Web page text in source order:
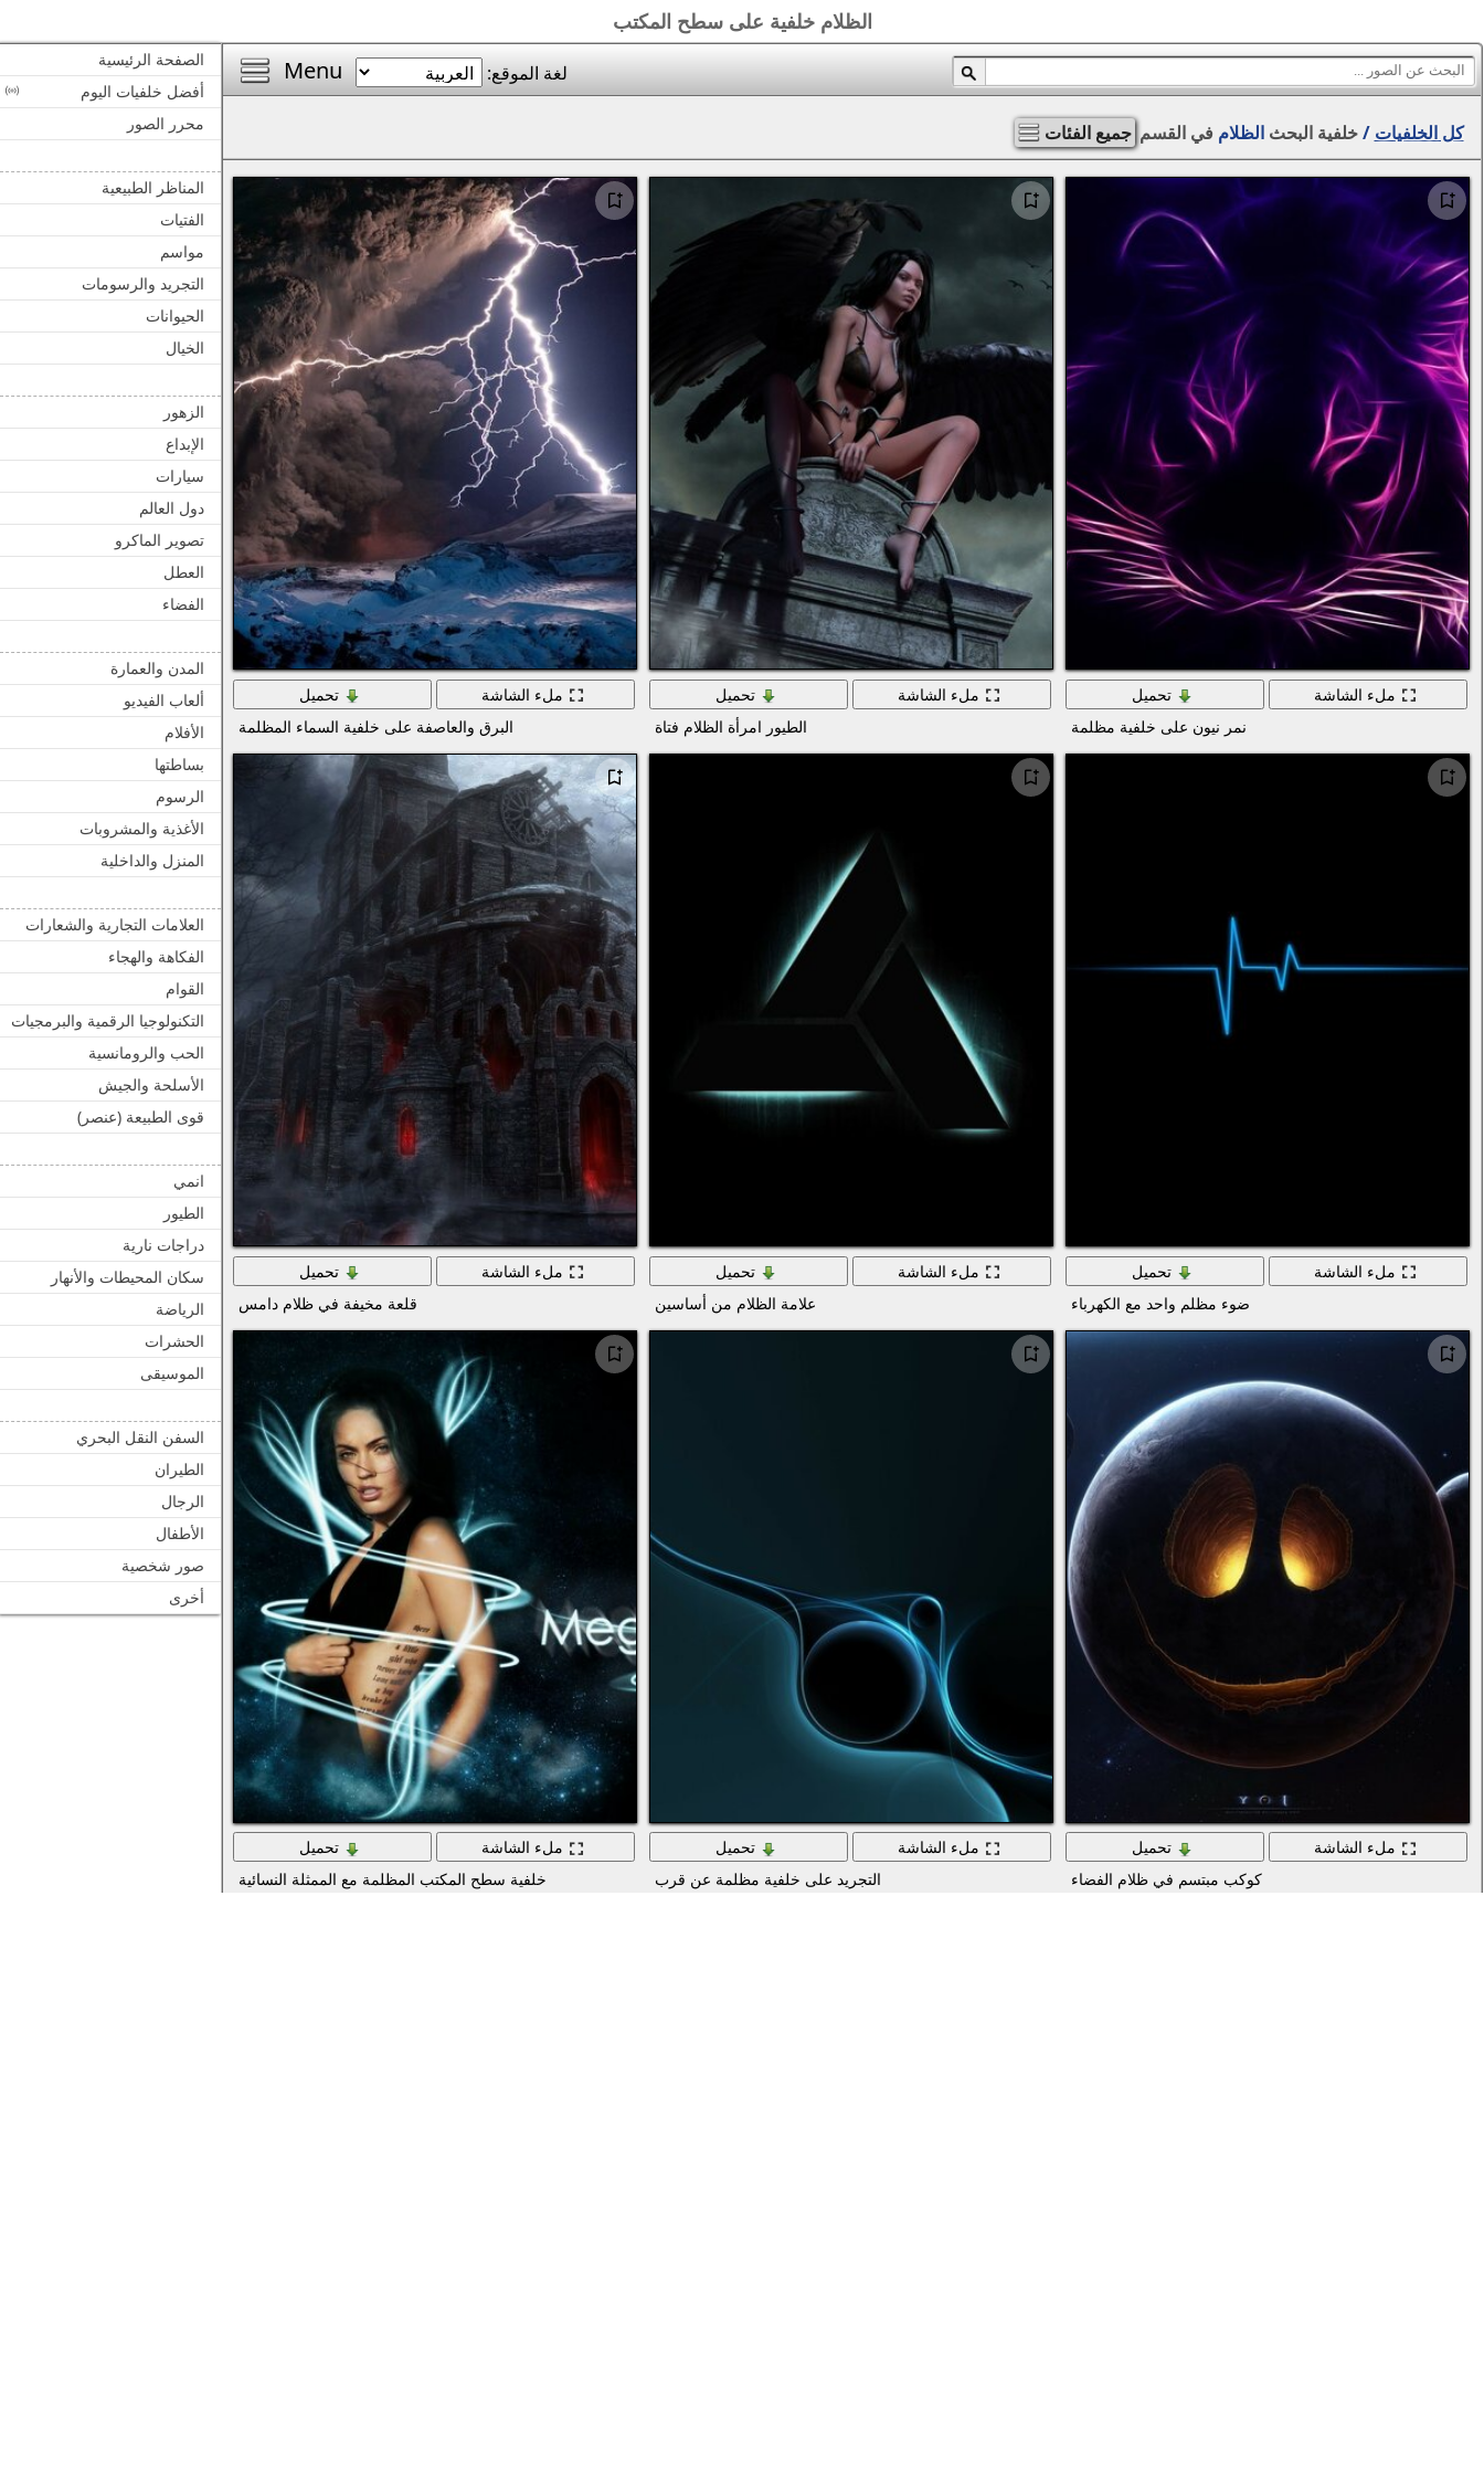
الظلام خلفية على سطح المكتب
الصفحة الرئيسية
أفضل خلفيات اليوم
محرر الصور
المناظر الطبيعية
الفتيات
مواسم
التجريد والرسومات
الحيوانات
الخيال
الزهور
الإبداع
سيارات
دول العالم
تصوير الماكرو
العطل
الفضاء
المدن والعمارة
ألعاب الفيديو
الأفلام
بساطتها
الرسوم
الأغذية والمشروبات
المنزل والداخلية
العلامات التجارية والشعارات
الفكاهة والهجاء
القوام
التكنولوجيا الرقمية والبرمجيات
الحب والرومانسية
الأسلحة والجيش
قوى الطبيعة (عنصر)
انمي
الطيور
دراجات نارية
سكان المحيطات والأنهار
الرياضة
الحشرات
الموسيقى
السفن النقل البحري
الطيران
الرجال
الأطفال
صور شخصية
أخرى
Menu لغة الموقع:
كل الخلفيات /خلفية البحثالظلام في القسم جميع الفئات
ملء الشاشة
تحميل
البرق والعاصفة على خلفية السماء المظلمة
ملء الشاشة
تحميل
الطيور امرأة الظلام فتاة
ملء الشاشة
تحميل
نمر نيون على خلفية مظلمة
ملء الشاشة
تحميل
قلعة مخيفة في ظلام دامس
ملء الشاشة
تحميل
علامة الظلام من أساسين
ملء الشاشة
تحميل
ضوء مظلم واحد مع الكهرباء
ملء الشاشة
تحميل
خلفية سطح المكتب المظلمة مع الممثلة النسائية
ملء الشاشة
تحميل
التجريد على خلفية مظلمة عن قرب
ملء الشاشة
تحميل
كوكب مبتسم في ظلام الفضاء